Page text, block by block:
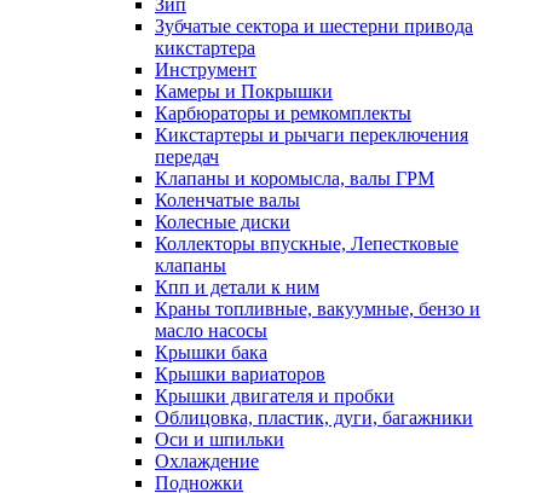
Зубчатые сектора и шестерни привода
кикстартера
Инструмент
Камеры и Покрышки
Карбюраторы и ремкомплекты
Кикстартеры и рычаги переключения
передач
Клапаны и коромысла, валы ГРМ
Коленчатые валы
Колесные диски
Коллекторы впускные, Лепестковые
клапаны
Кпп и детали к ним
Краны топливные, вакуумные, бензо и
масло насосы
Крышки бака
Крышки вариаторов
Крышки двигателя и пробки
Облицовка, пластик, дуги, багажники
Оси и шпильки
Охлаждение
Подножки